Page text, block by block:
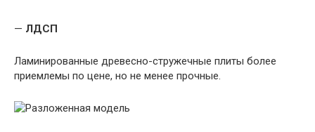
— ЛДСП
Ламинированные древесно-стружечные плиты более
приемлемы по цене, но не менее прочные.